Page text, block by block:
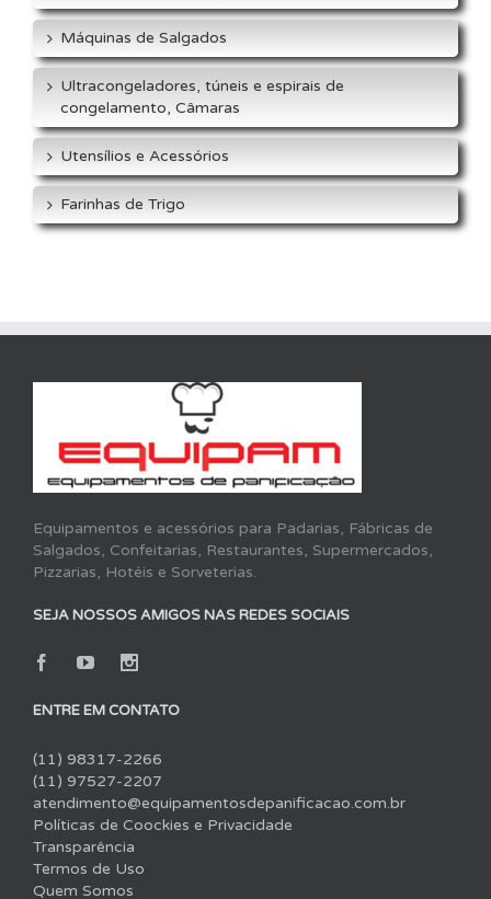
Máquinas de Salgados
Ultracongeladores, túneis e espirais de
congelamento, Câmaras
Utensílios e Acessórios
Farinhas de Trigo
Equipamentos e acessórios para Padarias, Fábricas de
Salgados, Confeitarias, Restaurantes, Supermercados,
Pizzarias, Hotéis e Sorveterias.
SEJA NOSSOS AMIGOS NAS REDES SOCIAIS
ENTRE EM CONTATO
(11) 98317-2266
(11) 97527-2207
atendimento@equipamentosdepanificacao.com.br
Políticas de Coockies e Privacidade
Transparência
Termos de Uso
Quem Somos